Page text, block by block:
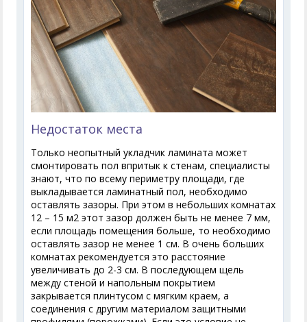
Недостаток места
Только неопытный укладчик ламината может
смонтировать пол впритык к стенам, специалисты
знают, что по всему периметру площади, где
выкладывается ламинатный пол, необходимо
оставлять зазоры. При этом в небольших комнатах
12 – 15 м2 этот зазор должен быть не менее 7 мм,
если площадь помещения больше, то необходимо
оставлять зазор не менее 1 см. В очень больших
комнатах рекомендуется это расстояние
увеличивать до 2-3 см. В последующем щель
между стеной и напольным покрытием
закрывается плинтусом с мягким краем, а
соединения с другим материалом защитными